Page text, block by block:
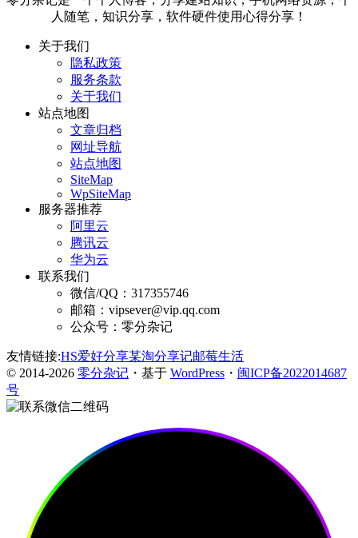
人随笔，知识分享，软件硬件使用心得分享！
关于我们
隐私政策
服务条款
关于我们
站点地图
文章归档
网址导航
站点地图
SiteMap
WpSiteMap
服务器推荐
阿里云
腾讯云
华为云
联系我们
微信/QQ：317355746
邮箱：vipsever@vip.qq.com
公众号：零分杂记
友情链接:HS爱好分享某淘分享记邮莓生活
© 2014-2026 零分杂记 ・基于 WordPress ・ 闽ICP备2022014687
号